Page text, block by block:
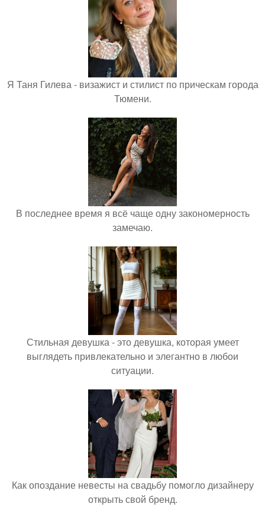
Я Таня Гилева - визажист и стилист по прическам города
Тюмени.
В последнее время я всё чаще одну закономерность
замечаю.
Стильная девушка - это девушка, которая умеет
выглядеть привлекательно и элегантно в любои
ситуации.
Как опоздание невесты на свадьбу помогло дизайнеру
открыть свой бренд.